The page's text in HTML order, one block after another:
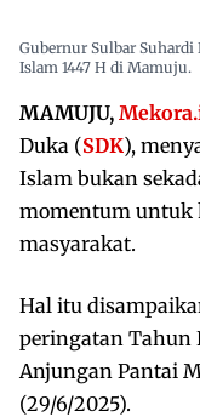
Gubernur Sulbar
Islam 1447 H di Mamuju.
MAMUJU,
Duka (SDK),
Islam bukan
momentum untuk
masyarakat.
Hal itu
peringatan Tahun
Anjungan Pantai
(29/6/2025).